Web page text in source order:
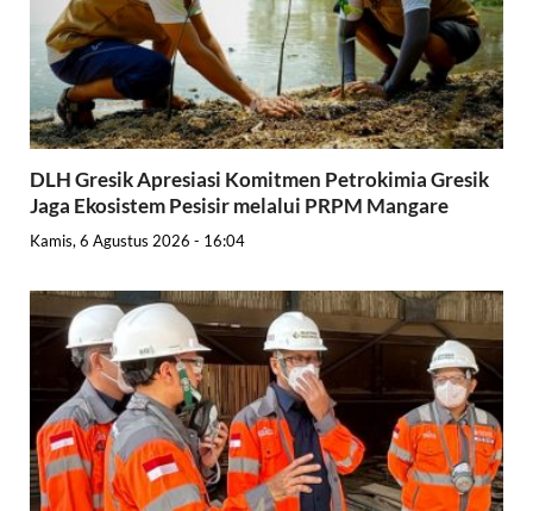
DLH Gresik Apresiasi Komitmen Petrokimia Gresik
Jaga Ekosistem Pesisir melalui PRPM Mangare
Kamis, 6 Agustus 2026 - 16:04